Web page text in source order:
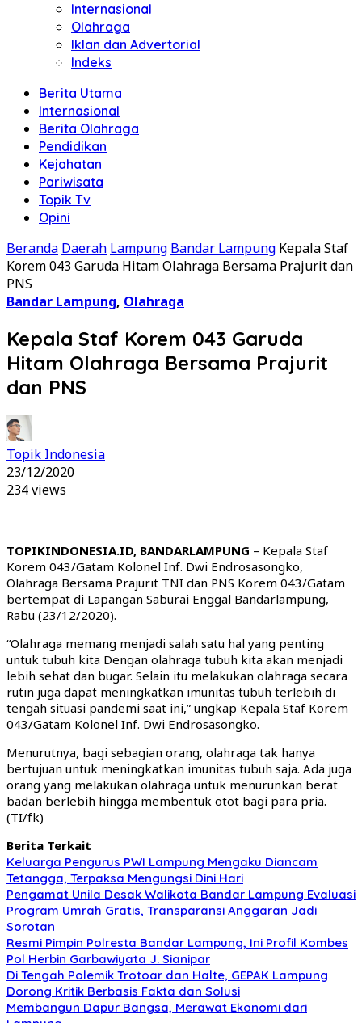
Internasional
Olahraga
Iklan dan Advertorial
Indeks
Berita Utama
Internasional
Berita Olahraga
Pendidikan
Kejahatan
Pariwisata
Topik Tv
Opini
Beranda Daerah Lampung Bandar Lampung Kepala Staf
Korem 043 Garuda Hitam Olahraga Bersama Prajurit dan
PNS
Bandar Lampung, Olahraga
Kepala Staf Korem 043 Garuda
Hitam Olahraga Bersama Prajurit
dan PNS
Topik Indonesia
23/12/2020
234 views
TOPIKINDONESIA.ID, BANDARLAMPUNG – Kepala Staf
Korem 043/Gatam Kolonel Inf. Dwi Endrosasongko,
Olahraga Bersama Prajurit TNI dan PNS Korem 043/Gatam
bertempat di Lapangan Saburai Enggal Bandarlampung,
Rabu (23/12/2020).
“Olahraga memang menjadi salah satu hal yang penting
untuk tubuh kita Dengan olahraga tubuh kita akan menjadi
lebih sehat dan bugar. Selain itu melakukan olahraga secara
rutin juga dapat meningkatkan imunitas tubuh terlebih di
tengah situasi pandemi saat ini,” ungkap Kepala Staf Korem
043/Gatam Kolonel Inf. Dwi Endrosasongko.
Menurutnya, bagi sebagian orang, olahraga tak hanya
bertujuan untuk meningkatkan imunitas tubuh saja. Ada juga
orang yang melakukan olahraga untuk menurunkan berat
badan berlebih hingga membentuk otot bagi para pria.
(TI/fk)
Berita Terkait
Keluarga Pengurus PWI Lampung Mengaku Diancam
Tetangga, Terpaksa Mengungsi Dini Hari
Pengamat Unila Desak Walikota Bandar Lampung Evaluasi
Program Umrah Gratis, Transparansi Anggaran Jadi
Sorotan
Resmi Pimpin Polresta Bandar Lampung, Ini Profil Kombes
Pol Herbin Garbawiyata J. Sianipar
Di Tengah Polemik Trotoar dan Halte, GEPAK Lampung
Dorong Kritik Berbasis Fakta dan Solusi
Membangun Dapur Bangsa, Merawat Ekonomi dari